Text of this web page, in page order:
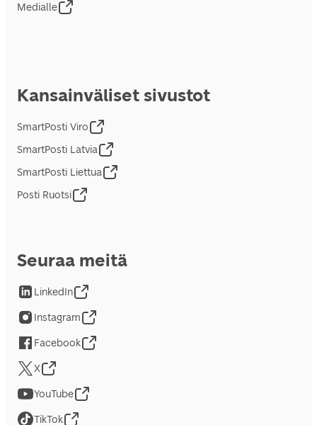
Medialle
Kansainväliset sivustot
SmartPosti Viro
SmartPosti Latvia
SmartPosti Liettua
Posti Ruotsi
Seuraa meitä
LinkedIn
Instagram
Facebook
X
YouTube
TikTok